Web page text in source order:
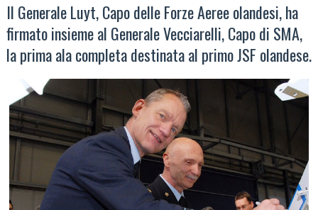
Il Generale Luyt, Capo delle Forze Aeree olandesi, ha
firmato insieme al Generale Vecciarelli, Capo di SMA,
la prima ala completa destinata al primo JSF olandese.